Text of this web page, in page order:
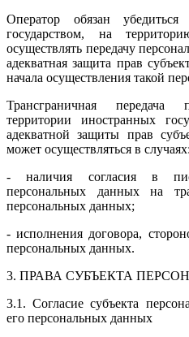
Оператор обязан
государством, на
осуществлять передачу
адекватная защита прав
начала осуществления такой
Трансграничная
территории иностранных
адекватной защиты прав
может осуществляться в случаях:
- наличия согласия в
персональных данных на
персональных данных;
- исполнения договора,
персональных данных.
3. ПРАВА СУБЪЕКТА
3.1. Согласие субъекта
его персональных данных